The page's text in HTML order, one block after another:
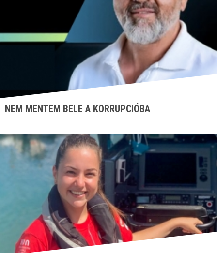
NEM MENTEM BELE A KORRUPCIÓBA